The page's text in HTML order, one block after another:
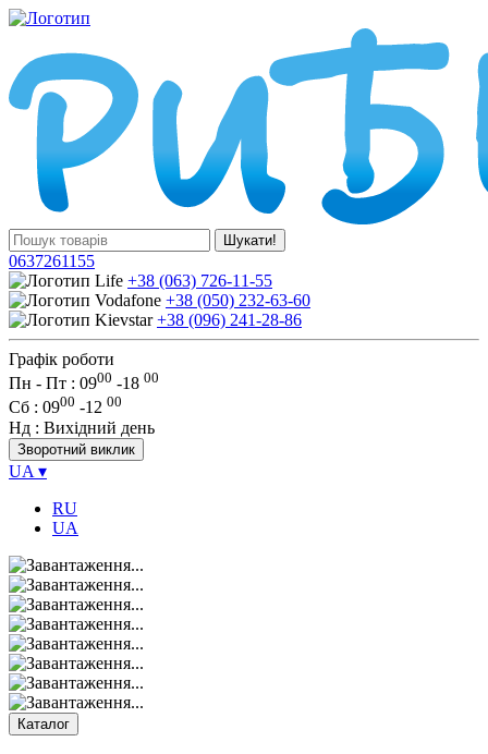
Шукати!
0637261155
+38 (063) 726-11-55
+38 (050) 232-63-60
+38 (096) 241-28-86
Графік роботи
Пн - Пт : 0900 -18 00
Сб : 0900 -12 00
Нд : Вихідний день
Зворотний виклик
UA ▾
RU
UA
Каталог